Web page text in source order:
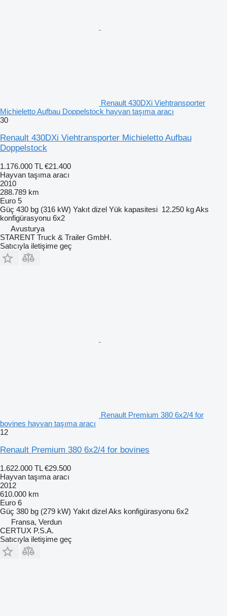
Renault 430DXi Viehtransporter
Michieletto Aufbau Doppelstock hayvan taşıma aracı
30
Renault 430DXi Viehtransporter Michieletto Aufbau
Doppelstock
1.176.000 TL €21.400
Hayvan taşıma aracı
2010
288.789 km
Euro 5
Güç 430 bg (316 kW) Yakıt dizel Yük kapasitesi 12.250 kgAks
konfigürasyonu 6x2
Avusturya
STARENT Truck & Trailer GmbH.
Satıcıyla iletişime geç
Renault Premium 380 6x2/4 for
bovines hayvan taşıma aracı
12
Renault Premium 380 6x2/4 for bovines
1.622.000 TL €29.500
Hayvan taşıma aracı
2012
610.000 km
Euro 6
Güç 380 bg (279 kW) Yakıt dizelAks konfigürasyonu 6x2
Fransa, Verdun
CERTUX P.S.A.
Satıcıyla iletişime geç